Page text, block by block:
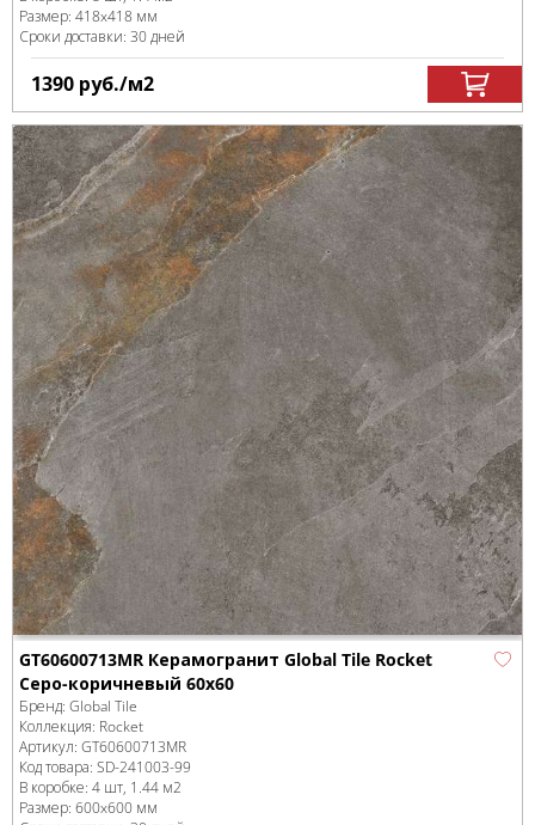
Размер: 418x418 мм
Сроки доставки: 30 дней
1390 руб./м2
GT60600713MR Керамогранит Global Tile Rocket
Серо-коричневый 60x60
Бренд: Global Tile
Коллекция: Rocket
Артикул: GT60600713MR
Код товара: SD-241003-99
В коробке: 4 шт, 1.44 м2
Размер: 600x600 мм